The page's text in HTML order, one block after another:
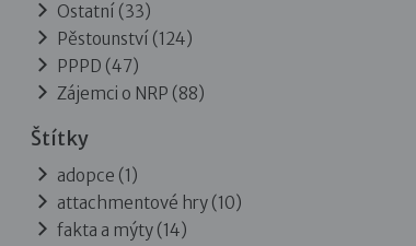
Ostatní (33)
Pěstounství (124)
PPPD (47)
Zájemci o NRP (88)
Štítky
adopce (1)
attachmentové hry (10)
fakta a mýty (14)